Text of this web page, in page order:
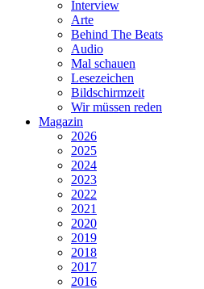
Interview
Arte
Behind The Beats
Audio
Mal schauen
Lesezeichen
Bildschirmzeit
Wir müssen reden
Magazin
2026
2025
2024
2023
2022
2021
2020
2019
2018
2017
2016